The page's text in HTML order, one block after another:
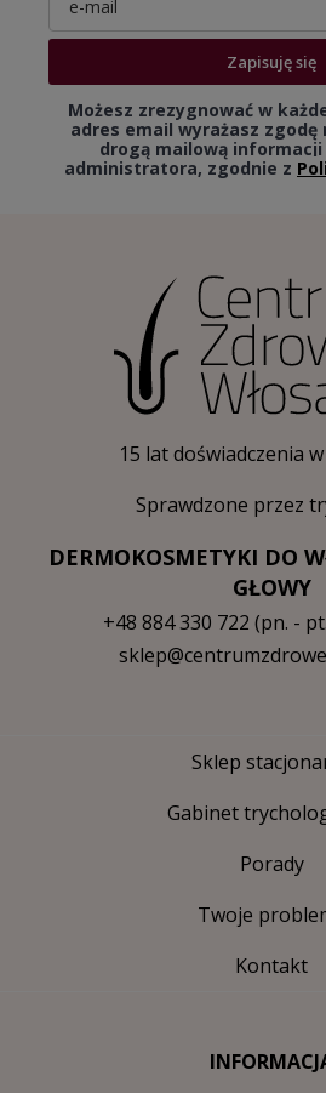
Zapisuję się
Możesz zrezygnować w
adres email wyrażasz
drogą mailową
administratora, zgodnie z
15 lat doświadczenia
Sprawdzone przez
DERMOKOSMETYKI DO
GŁOWY
+48 884 330 722 (pn. -
Sklep
Gabinet
Porady
Twoje
Kontakt